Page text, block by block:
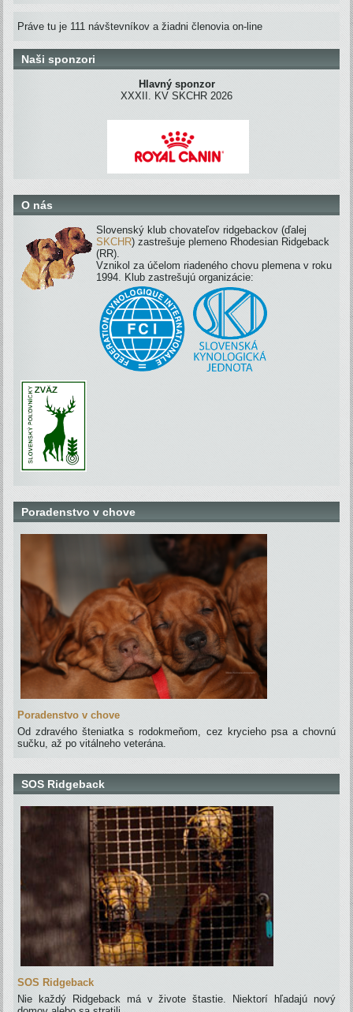
Práve tu je 111 návštevníkov a žiadni členovia on-line
Naši sponzori
Hlavný sponzor
XXXII. KV SKCHR 2026
O nás
Slovenský klub chovateľov ridgebackov (ďalej
SKCHR) zastrešuje plemeno Rhodesian Ridgeback
(RR).
Vznikol za účelom riadeného chovu plemena v roku
1994. Klub zastrešujú organizácie:
Poradenstvo v chove
Poradenstvo v chove
Od zdravého šteniatka s rodokmeňom, cez krycieho psa a chovnú
sučku, až po vitálneho veterána.
SOS Ridgeback
SOS Ridgeback
Nie každý Ridgeback má v živote štastie. Niektorí hľadajú nový